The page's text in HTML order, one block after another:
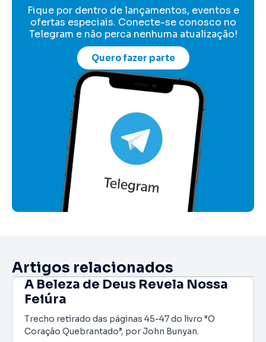
Fique por dentro de lançamentos, eventos e
ofertas especiais. Conecte-se conosco no
Telegram e não perca nenhuma atualização!
Quero fazer parte
Artigos relacionados
A Beleza de Deus Revela Nossa
Feiúra
Trecho retirado das páginas 45-47 do livro “O
Coração Quebrantado”, por John Bunyan.